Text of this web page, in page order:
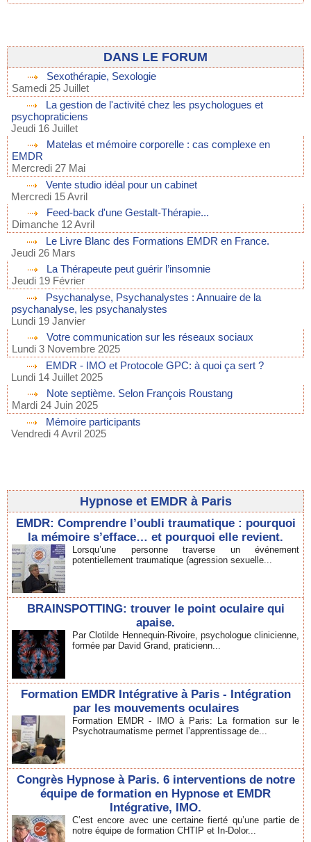
DANS LE FORUM
Sexothérapie, Sexologie
Samedi 25 Juillet
La gestion de l'activité chez les psychologues et
psychopraticiens
Jeudi 16 Juillet
Matelas et mémoire corporelle : cas complexe en
EMDR
Mercredi 27 Mai
Vente studio idéal pour un cabinet
Mercredi 15 Avril
Feed-back d'une Gestalt-Thérapie...
Dimanche 12 Avril
Le Livre Blanc des Formations EMDR en France.
Jeudi 26 Mars
La Thérapeute peut guérir l’insomnie
Jeudi 19 Février
Psychanalyse, Psychanalystes : Annuaire de la
psychanalyse, les psychanalystes
Lundi 19 Janvier
Votre communication sur les réseaux sociaux
Lundi 3 Novembre 2025
EMDR - IMO et Protocole GPC: à quoi ça sert ?
Lundi 14 Juillet 2025
Note septième. Selon François Roustang
Mardi 24 Juin 2025
Mémoire participants
Vendredi 4 Avril 2025
Hypnose et EMDR à Paris
EMDR: Comprendre l’oubli traumatique : pourquoi
la mémoire s’efface… et pourquoi elle revient.
Lorsqu’une personne traverse un événement
potentiellement traumatique (agression sexuelle...
BRAINSPOTTING: trouver le point oculaire qui
apaise.
Par Clotilde Hennequin-Rivoire, psychologue clinicienne,
formée par David Grand, praticienn...
Formation EMDR Intégrative à Paris - Intégration
par les mouvements oculaires
Formation EMDR - IMO à Paris: La formation sur le
Psychotraumatisme permet l’apprentissage de...
Congrès Hypnose à Paris. 6 interventions de notre
équipe de formation en Hypnose et EMDR
Intégrative, IMO.
C’est encore avec une certaine fierté qu’une partie de
notre équipe de formation CHTIP et In-Dolor...